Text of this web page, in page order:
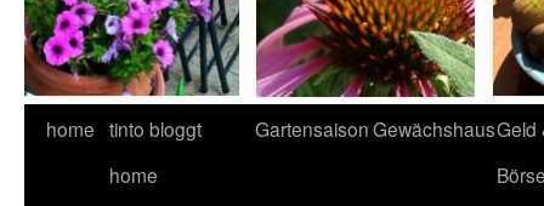
home tinto bloggt
home
GartensaisonGewächshausGeld